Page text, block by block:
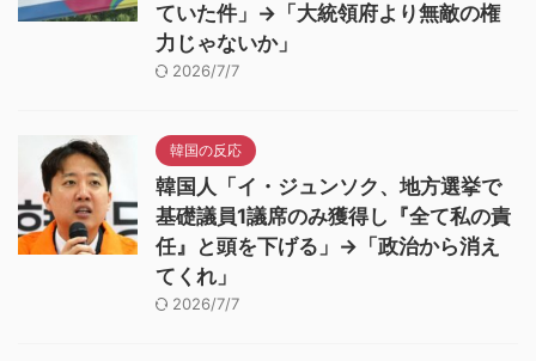
ていた件」→「大統領府より無敵の権
力じゃないか」
2026/7/7
韓国の反応
韓国人「イ・ジュンソク、地方選挙で
基礎議員1議席のみ獲得し『全て私の責
任』と頭を下げる」→「政治から消え
てくれ」
2026/7/7